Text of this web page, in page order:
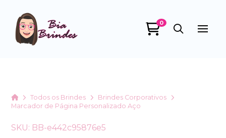
0
HomeTodos os Brindes
Brindes Corporativos
Marcador de Página Personalizado Aço
SKU: BB-e442c95876e5